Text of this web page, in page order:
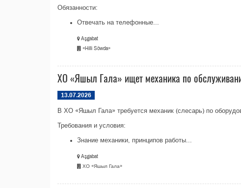
Обязанности:
Отвечать на телефонные...
Aşgabat
«Hilli Söwda»
ХО «Яшыл Гала» ищет механика по
13.07.2026
В ХО «Яшыл Гала» требуется механик (слесарь) по
Требования и условия:
Знание механики, принципов работы...
Aşgabat
ХО «Яшыл Гала»